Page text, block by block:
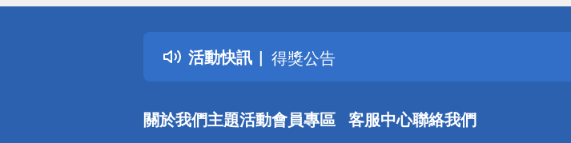
活動快訊
詐騙網頁！請小心！
得獎公告
熱門話題
銀行優惠
詐騙網頁！請小心！
關於我們主題活動會員專區 客服中心聯絡我們